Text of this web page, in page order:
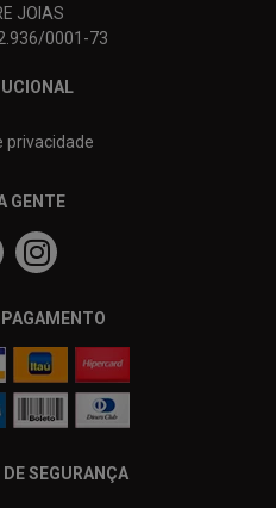
JOIAS
0001-73
privacidade
GENTE
SEGURANÇA